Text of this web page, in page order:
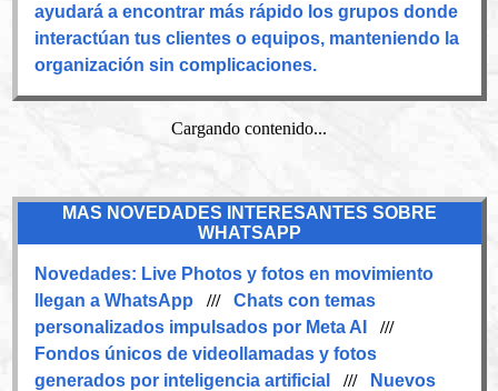
ayudará a encontrar más rápido los grupos donde
interactúan tus clientes o equipos, manteniendo la
organización sin complicaciones.
Cargando contenido...
MAS NOVEDADES INTERESANTES SOBRE
WHATSAPP
Novedades: Live Photos y fotos en movimiento
llegan a WhatsApp /// Chats con temas
personalizados impulsados por Meta AI
///
Fondos únicos de videollamadas y fotos
generados por inteligencia artificial
///
Nuevos